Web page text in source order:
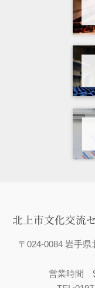
〒024-0084 岩手
営業時間